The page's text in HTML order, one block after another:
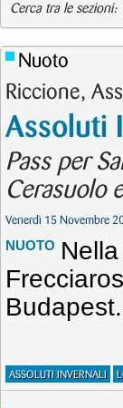
Cerca tra le sezioni:
Nuoto
Riccione,
Assoluti
Pass per
Cerasuolo
Venerdì 15 Novembre
NUOTO
Budapest.
ASSOLUTI INVERNALI